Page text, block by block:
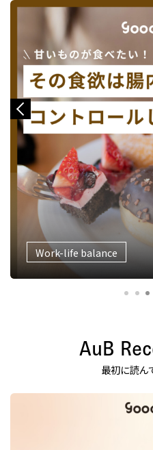
Previous
Work-life balance
AuB
最初に読ん